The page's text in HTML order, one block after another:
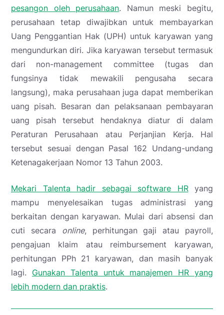
pesangon oleh perusahaan. Namun meski begitu,
perusahaan tetap diwajibkan untuk membayarkan
Uang Penggantian Hak (UPH) untuk karyawan yang
mengundurkan diri. Jika karyawan tersebut termasuk
dari non-management committee (tugas dan
fungsinya tidak mewakili pengusaha secara
langsung), maka perusahaan juga dapat memberikan
uang pisah. Besaran dan pelaksanaan pembayaran
uang pisah tersebut hendaknya diatur di dalam
Peraturan Perusahaan atau Perjanjian Kerja. Hal
tersebut sesuai dengan Pasal 162 Undang-undang
Ketenagakerjaan Nomor 13 Tahun 2003.
Mekari Talenta hadir sebagai software HRyang
mampu menyelesaikan tugas administrasi yang
berkaitan dengan karyawan. Mulai dari absensi dan
cuti secara online, perhitungan gaji atau payroll,
pengajuan klaim atau reimbursement karyawan,
perhitungan PPh 21 karyawan, dan masih banyak
lagi. Gunakan Talenta untuk manajemen HR yang
lebih modern dan praktis.